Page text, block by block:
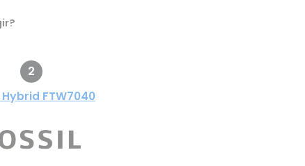
2
FTW7040